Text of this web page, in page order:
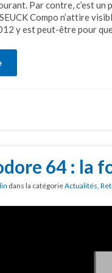
Par contre, c’est un
Compo n’attire
y est peut-être pour
64 : la
dans la catégorieActualités,